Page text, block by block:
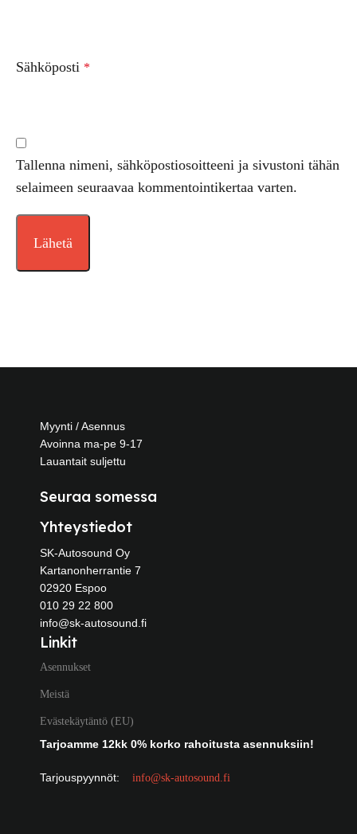
Sähköposti *
Tallenna nimeni, sähköpostiosoitteeni ja sivustoni tähän
selaimeen seuraavaa kommentointikertaa varten.
Myynti / Asennus
Avoinna ma-pe 9-17
Lauantait suljettu
Seuraa somessa
Yhteystiedot
SK-Autosound Oy
Kartanonherrantie 7
02920 Espoo
010 29 22 800
info@sk-autosound.fi
Linkit
Asennukset
Meistä
Evästekäytäntö (EU)
Tarjoamme 12kk 0% korko rahoitusta asennuksiin!
Tarjouspyynnöt: info@sk-autosound.fi